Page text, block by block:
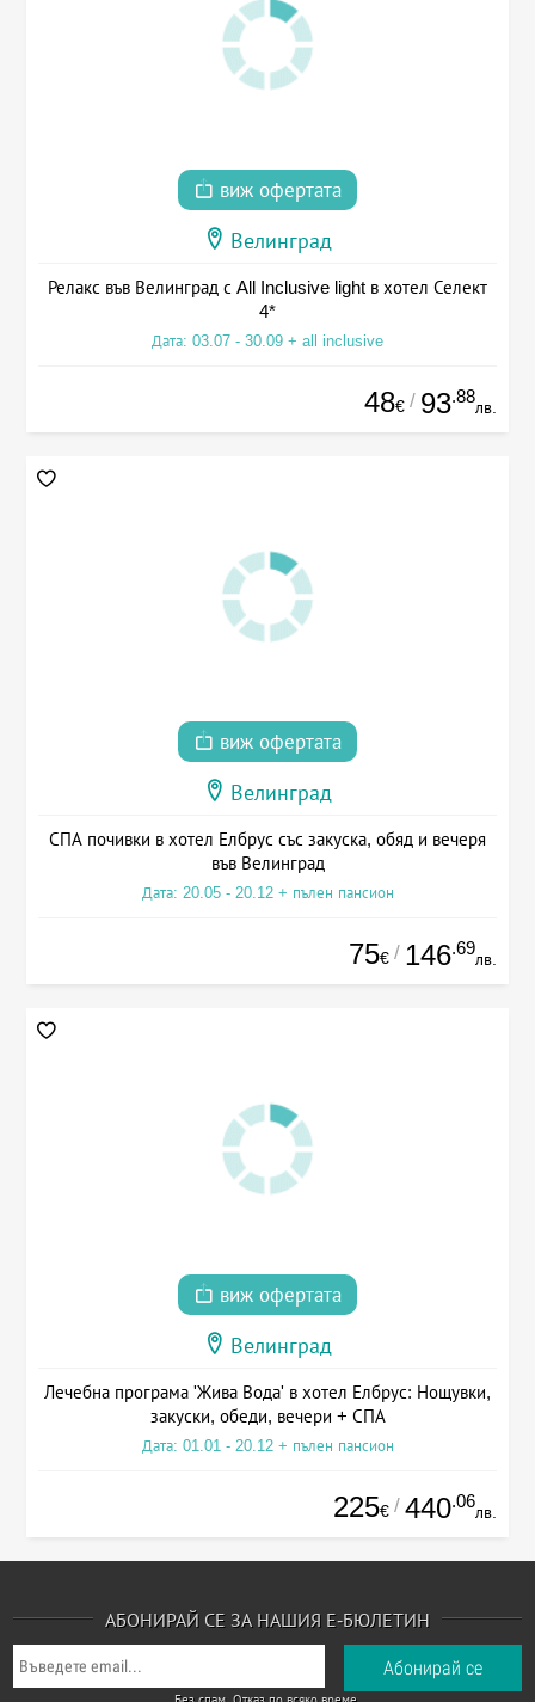
виж офертата
Велинград
Релакс във Велинград с All Inclusive light в хотел Селект
4*
Дата: 03.07 - 30.09 + all inclusive
48€ / 93.88
лв.
виж офертата
Велинград
СПА почивки в хотел Елбрус със закуска, обяд и вечеря
във Велинград
Дата: 20.05 - 20.12 + пълен пансион
75€ / 146.69
лв.
виж офертата
Велинград
Лечебна програма 'Жива Вода' в хотел Елбрус: Нощувки,
закуски, обеди, вечери + СПА
Дата: 01.01 - 20.12 + пълен пансион
225€ / 440.06
лв.
АБОНИРАЙ СЕ ЗА НАШИЯ Е-БЮЛЕТИН